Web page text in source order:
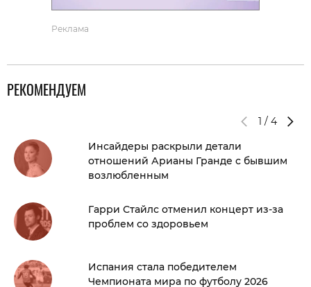
Реклама
РЕКОМЕНДУЕМ
1 / 4
Инсайдеры раскрыли детали
отношений Арианы Гранде с бывшим
возлюбленным
Гарри Стайлс отменил концерт из-за
проблем со здоровьем
Испания стала победителем
Чемпионата мира по футболу 2026